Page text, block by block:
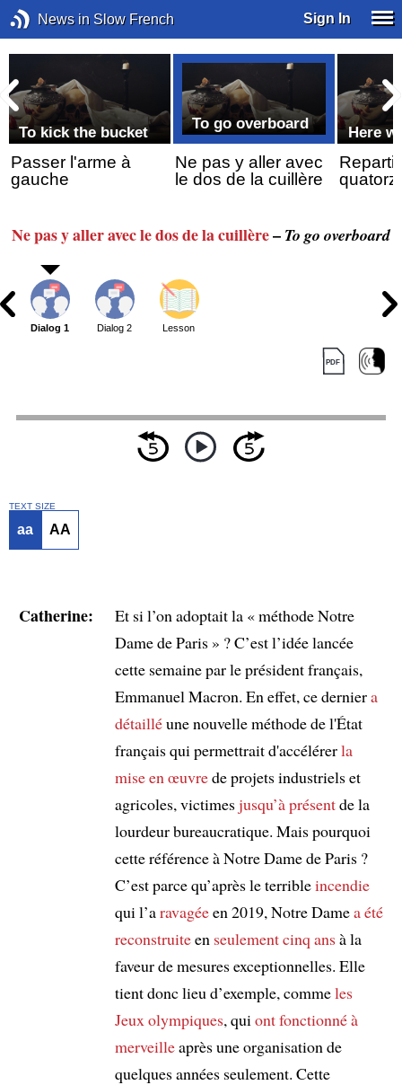
News in Slow French Sign In
To kick the bucket
Passer l'arme à
gauche
To go overboard
Ne pas y aller avec
le dos de la cuillère
Here
Ne pas y alleravec le dosde la cuillère– To go overboard
Dialog 1 Dialog 2 Lesson
TEXT SIZE
aa AA
Catherine:
Et si l’on adoptait la « méthode Notre
Dame de Paris » ? C’est l’idée lancée
cette semaine par le président français,
Emmanuel Macron. En effet, ce derniera
détailléune nouvelle méthode de l'État
français qui permettrait d'accélérerla
mise en œuvrede projets industriels et
agricoles, victimesjusqu’à présentde la
lourdeur bureaucratique. Mais pourquoi
cette référence à Notre Dame de Paris ?
C’est parce qu’après le terribleincendie
qui l’aravagéeen 2019, Notre Damea été
reconstruiteen seulement cinq ansà la
faveur de mesures exceptionnelles. Elle
tient donc lieu d’exemple, commeles
Jeux olympiques, qui ont fonctionné à
merveilleaprès une organisation de
quelques années seulement. Cette